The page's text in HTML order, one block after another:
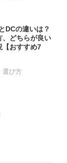
DCの違いは？
、どちらが良い
【おすすめ7
選び方